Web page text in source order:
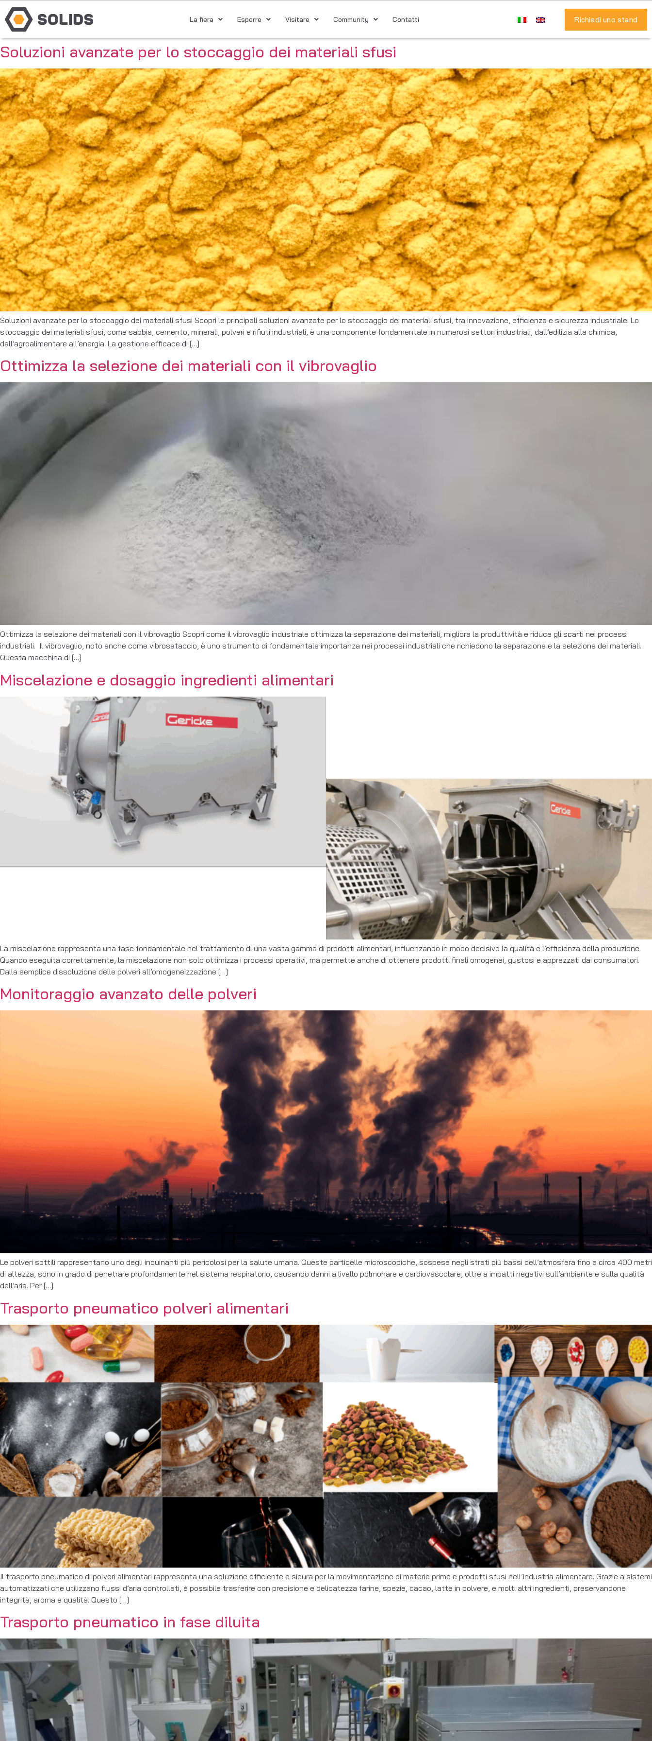
La fiera Esporre Visitare Community Contatti Richiedi uno stand
Soluzioni avanzate per lo stoccaggio dei materiali sfusi
Soluzioni avanzate per lo stoccaggio dei materiali sfusi Scopri le principali soluzioni avanzate per lo stoccaggio dei materiali sfusi, tra innovazione, efficienza e sicurezza industriale. Lo
stoccaggio dei materiali sfusi, come sabbia, cemento, minerali, polveri e rifiuti industriali, è una componente fondamentale in numerosi settori industriali, dall’edilizia alla chimica,
dall’agroalimentare all’energia. La gestione efficace di […]
Ottimizza la selezione dei materiali con il vibrovaglio
Ottimizza la selezione dei materiali con il vibrovaglio Scopri come il vibrovaglio industriale ottimizza la separazione dei materiali, migliora la produttività e riduce gli scarti nei processi
industriali. Il vibrovaglio, noto anche come vibrosetaccio, è uno strumento di fondamentale importanza nei processi industriali che richiedono la separazione e la selezione dei materiali.
Questa macchina di […]
Miscelazione e dosaggio ingredienti alimentari
La miscelazione rappresenta una fase fondamentale nel trattamento di una vasta gamma di prodotti alimentari, influenzando in modo decisivo la qualità e l’efficienza della produzione.
Quando eseguita correttamente, la miscelazione non solo ottimizza i processi operativi, ma permette anche di ottenere prodotti finali omogenei, gustosi e apprezzati dai consumatori.
Dalla semplice dissoluzione delle polveri all’omogeneizzazione […]
Monitoraggio avanzato delle polveri
Le polveri sottili rappresentano uno degli inquinanti più pericolosi per la salute umana. Queste particelle microscopiche, sospese negli strati più bassi dell’atmosfera fino a circa 400 metri
di altezza, sono in grado di penetrare profondamente nel sistema respiratorio, causando danni a livello polmonare e cardiovascolare, oltre a impatti negativi sull’ambiente e sulla qualità
dell’aria. Per […]
Trasporto pneumatico polveri alimentari
Il trasporto pneumatico di polveri alimentari rappresenta una soluzione efficiente e sicura per la movimentazione di materie prime e prodotti sfusi nell’industria alimentare. Grazie a sistemi
automatizzati che utilizzano flussi d’aria controllati, è possibile trasferire con precisione e delicatezza farine, spezie, cacao, latte in polvere, e molti altri ingredienti, preservandone
integrità, aroma e qualità. Questo […]
Trasporto pneumatico in fase diluita